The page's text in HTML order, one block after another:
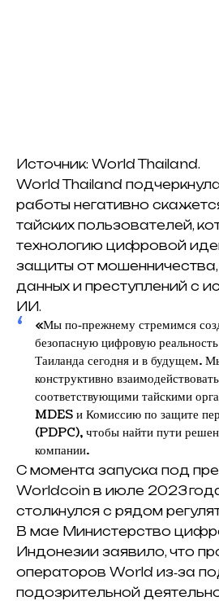
Источник: World Thailand.
World Thailand
работы негативно
тайских пользователей,
технологию цифровой
защиты от
данных и преступлений с
ИИ.
«Мы по‑прежнему стремимся
безопасную цифровую
Таиланда сегодня и в будущем.
конструктивно
соответствующими тайскими
MDES и Комиссию по защите
(PDPC), чтобы найти пути
компании.
С момента запуска под
Worldcoin в июле 2023
столкнулся с рядом
В мае Министерство
Индонезии заявило, что
операторов World из‑за
подозрительной